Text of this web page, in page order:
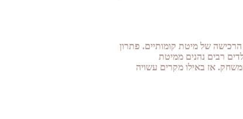
של מיטת קומותיים. פתרון
רבים נהנים ממיטת
אז באילו מקרים עשויה